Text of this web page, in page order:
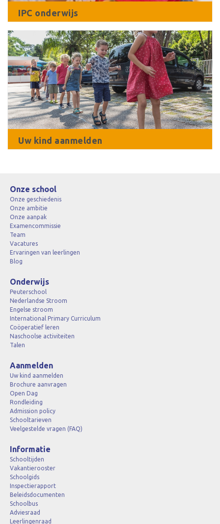
IPC onderwijs
Uw kind aanmelden
Onze school
Onze geschiedenis
Onze ambitie
Onze aanpak
Examencommissie
Team
Vacatures
Ervaringen van leerlingen
Blog
Onderwijs
Peuterschool
Nederlandse Stroom
Engelse stroom
International Primary Curriculum
Coöperatief leren
Naschoolse activiteiten
Talen
Aanmelden
Uw kind aanmelden
Brochure aanvragen
Open Dag
Rondleiding
Admission policy
Schooltarieven
Veelgestelde vragen (FAQ)
Informatie
Schooltijden
Vakantierooster
Schoolgids
Inspectierapport
Beleidsdocumenten
Schoolbus
Adviesraad
Leerlingenraad